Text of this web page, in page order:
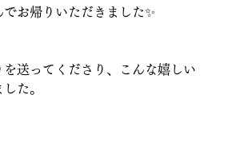
お帰りいただきました✨
送ってくださり、こんな嬉しい
た。